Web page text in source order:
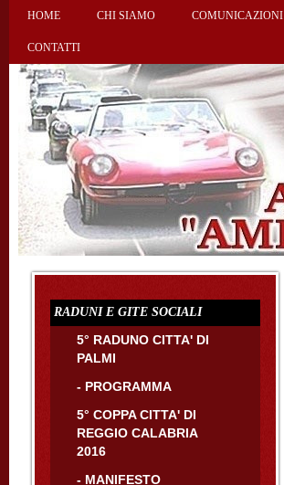
HOME CHI SIAMO COMUNICAZIONI
CONTATTI
RADUNI E GITE SOCIALI
5° RADUNO CITTA' DI
PALMI
- PROGRAMMA
5° COPPA CITTA' DI
REGGIO CALABRIA
2016
- MANIFESTO